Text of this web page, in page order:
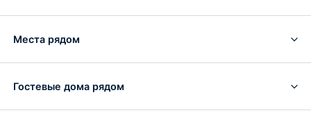
Места рядом
Гостевые дома рядом